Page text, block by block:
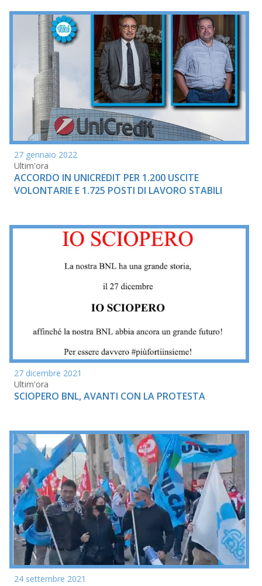
27 gennaio 2022
Ultim'ora
ACCORDO IN UNICREDIT PER 1.200 USCITE
VOLONTARIE E 1.725 POSTI DI LAVORO STABILI
27 dicembre 2021
Ultim'ora
SCIOPERO BNL, AVANTI CON LA PROTESTA
24 settembre 2021